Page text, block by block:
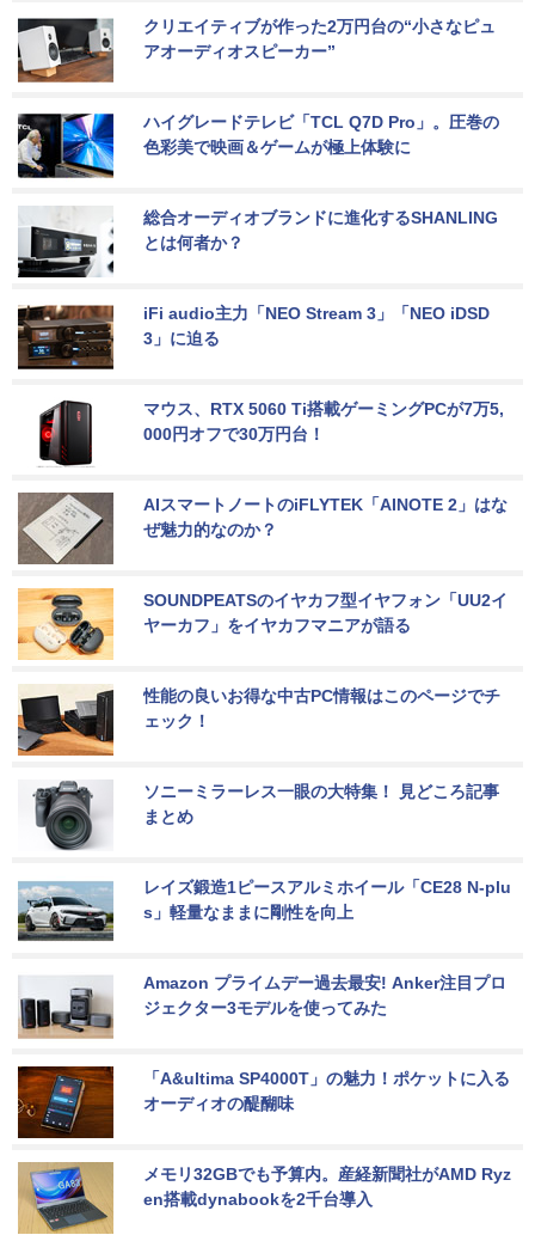
クリエイティブが作った2万円台の“小さなピュ
アオーディオスピーカー”
ハイグレードテレビ「TCL Q7D Pro」。圧巻の
色彩美で映画＆ゲームが極上体験に
総合オーディオブランドに進化するSHANLING
とは何者か？
iFi audio主力「NEO Stream 3」「NEO iDSD
3」に迫る
マウス、RTX 5060 Ti搭載ゲーミングPCが7万5,
000円オフで30万円台！
AIスマートノートのiFLYTEK「AINOTE 2」はな
ぜ魅力的なのか？
SOUNDPEATSのイヤカフ型イヤフォン「UU2イ
ヤーカフ」をイヤカフマニアが語る
性能の良いお得な中古PC情報はこのページでチ
ェック！
ソニーミラーレス一眼の大特集！ 見どころ記事
まとめ
レイズ鍛造1ピースアルミホイール「CE28 N-plu
s」軽量なままに剛性を向上
Amazon プライムデー過去最安! Anker注目プロ
ジェクター3モデルを使ってみた
「A&ultima SP4000T」の魅力！ポケットに入る
オーディオの醍醐味
メモリ32GBでも予算内。産経新聞社がAMD Ryz
en搭載dynabookを2千台導入